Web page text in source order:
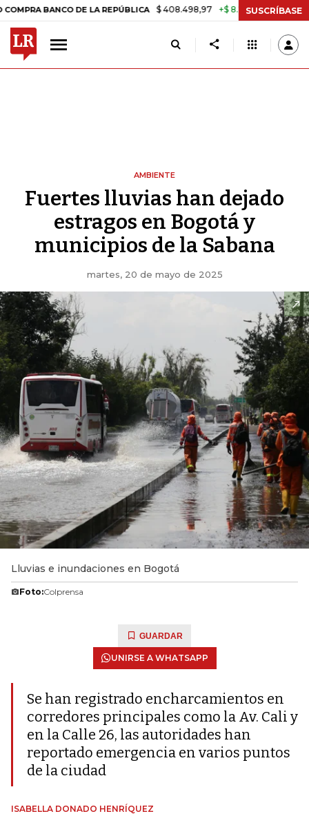
DE LA REPÚBLICA $ 408.498,97 +$ 8.753,81 +2,19% TASA
SUSCRÍBASE
AMBIENTE
Fuertes lluvias han dejado
estragos en Bogotá y
municipios de la Sabana
martes, 20 de mayo de 2025
Lluvias e inundaciones en Bogotá
Foto:Colprensa
GUARDAR
UNIRSE A WHATSAPP
Se han registrado encharcamientos en
corredores principales como la Av. Cali y
en la Calle 26, las autoridades han
reportado emergencia en varios puntos
de la ciudad
ISABELLA DONADO HENRÍQUEZ